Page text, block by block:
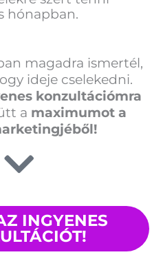
hónapban.
magadra ismertél,
ideje cselekedni.
konzultációmra
a maximumot a
INGYENES